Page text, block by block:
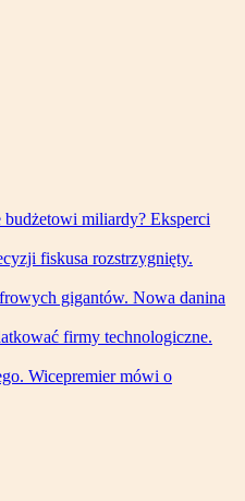
miliardy? Eksperci
fiskusa rozstrzygnięty.
gigantów. Nowa danina
firmy technologiczne.
Wicepremier mówi o